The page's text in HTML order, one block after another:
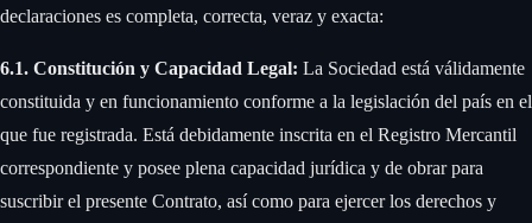
declaraciones es completa, correcta, veraz y exacta:
6.1. Constitución y Capacidad Legal: La Sociedad está válidamente
constituida y en funcionamiento conforme a la legislación del país en el
que fue registrada. Está debidamente inscrita en el Registro Mercantil
correspondiente y posee plena capacidad jurídica y de obrar para
suscribir el presente Contrato, así como para ejercer los derechos y